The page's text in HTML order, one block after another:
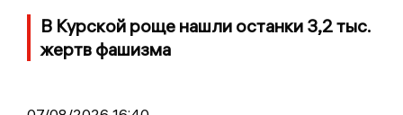
В Курской роще нашли останки 3,2 тыс.
жертв фашизма